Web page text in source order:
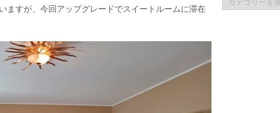
ますが、今回アップグレードでスイートルームに滞在
テ